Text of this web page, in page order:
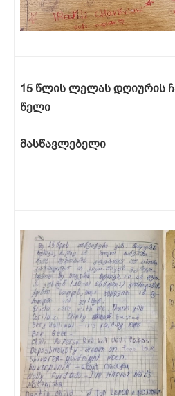
15 წლის ლელას დღიურის
წელი
მასწავლებელი